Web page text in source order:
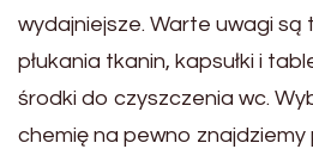
wydajniejsze. Warte uwagi są
płukania tkanin, kapsułki i
środki do czyszczenia wc.
chemię na pewno znajdziemy